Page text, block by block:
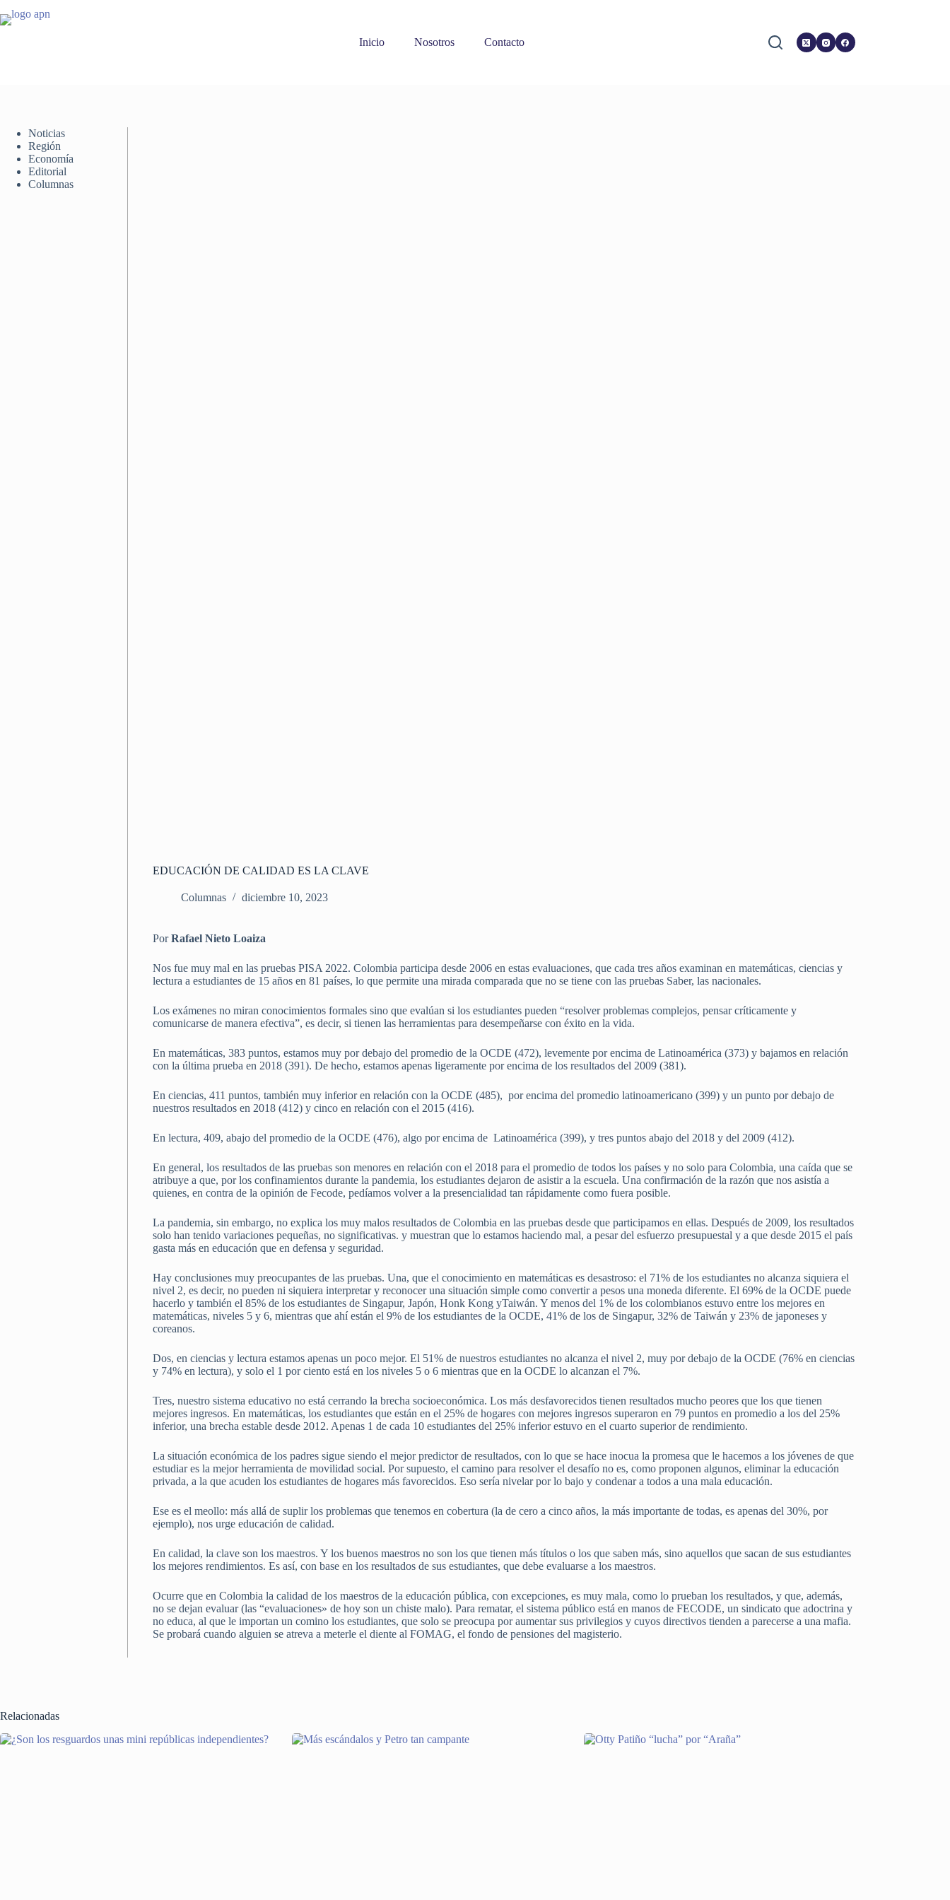
al
Inicio
Nosotros Contacto
EDUCACIÓN DE CALIDAD ES LA CLAVE
Columnas diciembre 10, 2023
PorRafael Nieto Loaiza
Nos fue muy mal en las pruebas PISA 2022. Colombia participa desde 2006 en estas evaluaciones, que cada tres años examinan en matemáticas, ciencias y
lectura a estudiantes de 15 años en 81 países, lo que permite una mirada comparada que no se tiene con las pruebas Saber, las nacionales.
Los exámenes no miran conocimientos formales sino que evalúan si los estudiantes pueden “resolver problemas complejos, pensar críticamente y
comunicarse de manera efectiva”, es decir, si tienen las herramientas para desempeñarse con éxito en la vida.
En matemáticas, 383 puntos, estamos muy por debajo del promedio de la OCDE (472), levemente por encima de Latinoamérica (373) y bajamos en relación
con la última prueba en 2018 (391). De hecho, estamos apenas ligeramente por encima de los resultados del 2009 (381).
En ciencias, 411 puntos, también muy inferior en relación con la OCDE (485), por encima del promedio latinoamericano (399) y un punto por debajo de
nuestros resultados en 2018 (412) y cinco en relación con el 2015 (416).
En lectura, 409, abajo del promedio de la OCDE (476), algo por encima de Latinoamérica (399), y tres puntos abajo del 2018 y del 2009 (412).
En general, los resultados de las pruebas son menores en relación con el 2018 para el promedio de todos los países y no solo para Colombia, una caída que se
atribuye a que, por los confinamientos durante la pandemia, los estudiantes dejaron de asistir a la escuela. Una confirmación de la razón que nos asistía a
quienes, en contra de la opinión de Fecode, pedíamos volver a la presencialidad tan rápidamente como fuera posible.
La pandemia, sin embargo, no explica los muy malos resultados de Colombia en las pruebas desde que participamos en ellas. Después de 2009, los resultados
solo han tenido variaciones pequeñas, no significativas. y muestran que lo estamos haciendo mal, a pesar del esfuerzo presupuestal y a que desde 2015 el país
gasta más en educación que en defensa y seguridad.
Hay conclusiones muy preocupantes de las pruebas. Una, que el conocimiento en matemáticas es desastroso: el 71% de los estudiantes no alcanza siquiera el
nivel 2, es decir, no pueden ni siquiera interpretar y reconocer una situación simple como convertir a pesos una moneda diferente. El 69% de la OCDE puede
hacerlo y también el 85% de los estudiantes de Singapur, Japón, Honk Kong yTaiwán. Y menos del 1% de los colombianos estuvo entre los mejores en
matemáticas, niveles 5 y 6, mientras que ahí están el 9% de los estudiantes de la OCDE, 41% de los de Singapur, 32% de Taiwán y 23% de japoneses y
coreanos.
Dos, en ciencias y lectura estamos apenas un poco mejor. El 51% de nuestros estudiantes no alcanza el nivel 2, muy por debajo de la OCDE (76% en ciencias
y 74% en lectura), y solo el 1 por ciento está en los niveles 5 o 6 mientras que en la OCDE lo alcanzan el 7%.
Tres, nuestro sistema educativo no está cerrando la brecha socioeconómica. Los más desfavorecidos tienen resultados mucho peores que los que tienen
mejores ingresos. En matemáticas, los estudiantes que están en el 25% de hogares con mejores ingresos superaron en 79 puntos en promedio a los del 25%
inferior, una brecha estable desde 2012. Apenas 1 de cada 10 estudiantes del 25% inferior estuvo en el cuarto superior de rendimiento.
La situación económica de los padres sigue siendo el mejor predictor de resultados, con lo que se hace inocua la promesa que le hacemos a los jóvenes de que
estudiar es la mejor herramienta de movilidad social. Por supuesto, el camino para resolver el desafío no es, como proponen algunos, eliminar la educación
privada, a la que acuden los estudiantes de hogares más favorecidos. Eso sería nivelar por lo bajo y condenar a todos a una mala educación.
Ese es el meollo: más allá de suplir los problemas que tenemos en cobertura (la de cero a cinco años, la más importante de todas, es apenas del 30%, por
ejemplo), nos urge educación de calidad.
En calidad, la clave son los maestros. Y los buenos maestros no son los que tienen más títulos o los que saben más, sino aquellos que sacan de sus estudiantes
los mejores rendimientos. Es así, con base en los resultados de sus estudiantes, que debe evaluarse a los maestros.
Ocurre que en Colombia la calidad de los maestros de la educación pública, con excepciones, es muy mala, como lo prueban los resultados, y que, además,
no se dejan evaluar (las “evaluaciones» de hoy son un chiste malo). Para rematar, el sistema público está en manos de FECODE, un sindicato que adoctrina y
no educa, al que le importan un comino los estudiantes, que solo se preocupa por aumentar sus privilegios y cuyos directivos tienden a parecerse a una mafia.
Se probará cuando alguien se atreva a meterle el diente al FOMAG, el fondo de pensiones del magisterio.
Noticias
Región
Economía
Editorial
Columnas
Relacionadas